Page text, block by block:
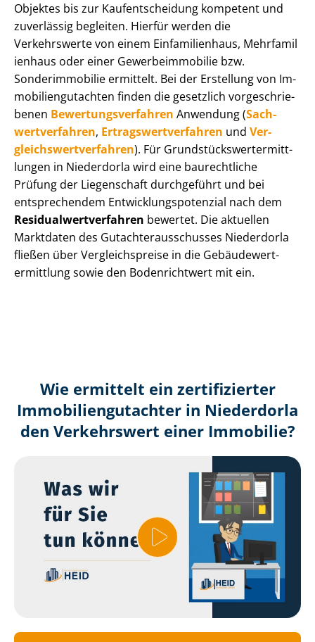
Objektes bis zur Kauf­ent­schei­dung kompetent und
zuverlässig begleiten. Hierfür werden die
Verkehrswerte von einem Einfamilienhaus, Mehr­fa­mi­l
i­en­haus oder einer Ge­wer­be­im­mo­bi­lie bzw.
Sonderimmobilie ermittelt. Bei der Erstellung von Im­
mo­bi­li­en­gut­ach­ten finden die gesetzlich vor­ge­schrie­
be­nen Be­wer­tungs­ver­fah­ren Anwendung (Sach­
wert­ver­fah­ren, Er­trags­wert­ver­fah­ren und Ver­
gleichs­wert­ver­fah­ren). Für Grund­stücks­wert­ermitt­
lun­gen in Niederdorla wird eine baurechtliche
Prüfung der Liegenschaft durchgeführt und bei
entsprechendem Ent­wick­lungs­po­ten­zi­al nach dem
Re­si­du­al­wert­ver­fah­ren bewertet. Die aktuellen
Marktdaten des Gut­ach­ter­aus­schus­ses Niederdorla
fließen über Ver­gleichs­prei­se in die Ge­bäu­de­wert­
ermitt­lung sowie den Bodenrichtwert mit ein.
Wie ermittelt ein zertifizierter
Immobilien­gutachter in Niederdorla
den Verkehrswert einer Immobilie?